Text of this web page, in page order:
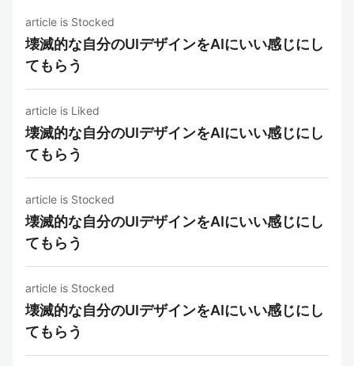
article is Stocked
壊滅的な自分のUIデザインをAIにいい感じにし
てもらう
article is Liked
壊滅的な自分のUIデザインをAIにいい感じにし
てもらう
article is Stocked
壊滅的な自分のUIデザインをAIにいい感じにし
てもらう
article is Stocked
壊滅的な自分のUIデザインをAIにいい感じにし
てもらう